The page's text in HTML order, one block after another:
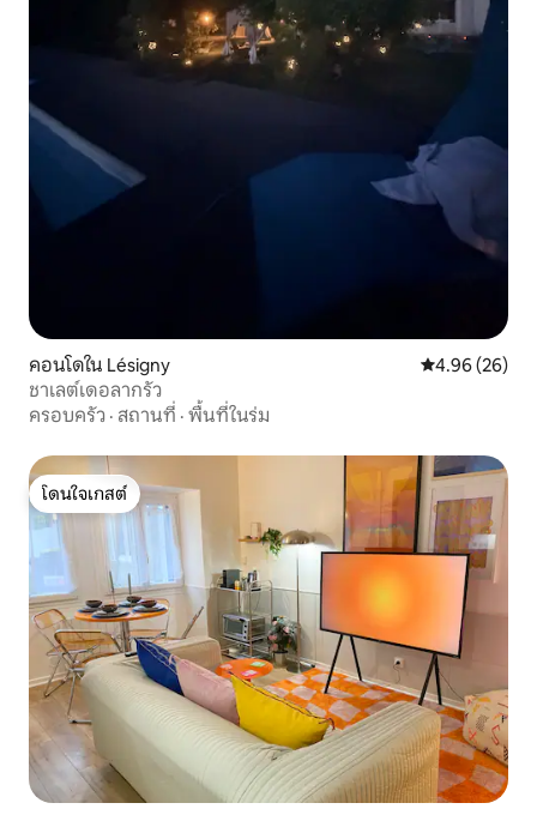
คอนโดใน Lésigny คะแนนเฉลี่ย
4.96 (26)
ชาเลต์เดอลากรัว
ครอบครัว · สถานที่ · พื้นที่ในร่ม
โดนใจเกสต์
โดนใจเกสต์